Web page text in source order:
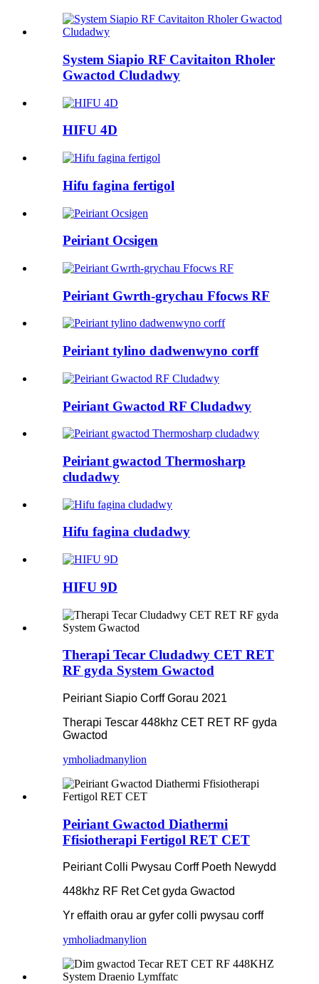
System Siapio RF Cavitaiton Rholer
Gwactod Cludadwy
HIFU 4D
Hifu fagina fertigol
Peiriant Ocsigen
Peiriant Gwrth-grychau Ffocws RF
Peiriant tylino dadwenwyno corff
Peiriant Gwactod RF Cludadwy
Peiriant gwactod Thermosharp
cludadwy
Hifu fagina cludadwy
HIFU 9D
Therapi Tecar Cludadwy CET RET
RF gyda System Gwactod
Peiriant Siapio Corff Gorau 2021
Therapi Tescar 448khz CET RET RF gyda
Gwactod
ymholiadmanylion
Peiriant Gwactod Diathermi
Ffisiotherapi Fertigol RET CET
Peiriant Colli Pwysau Corff Poeth Newydd
448khz RF Ret Cet gyda Gwactod
Yr effaith orau ar gyfer colli pwysau corff
ymholiadmanylion